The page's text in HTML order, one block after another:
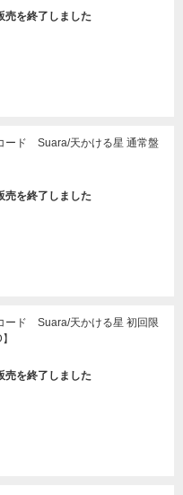
売を終了しました
ード Suara/天かける星 通常盤
売を終了しました
ード Suara/天かける星 初回限
売を終了しました